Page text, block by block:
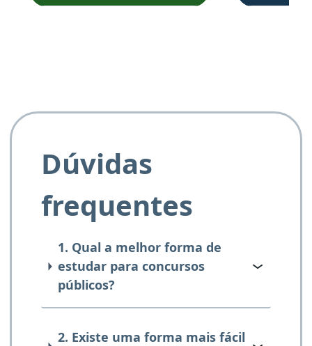
Dúvidas
frequentes
1. Qual a melhor forma de
estudar para concursos
públicos?
2. Existe uma forma mais fácil